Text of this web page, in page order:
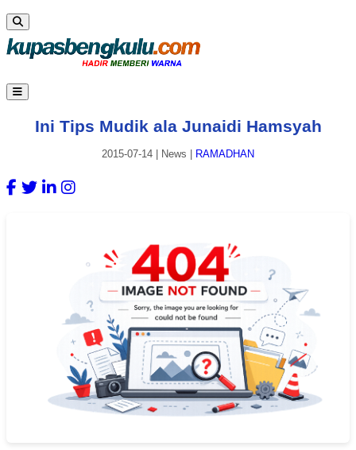
Ini Tips Mudik ala Junaidi Hamsyah
2015-07-14 News RAMADHAN